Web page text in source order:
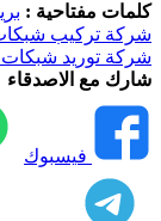
كلمات مفتاحية :
شركة تركيب
شركة توريد شبكات
شارك مع الاصدقاء
فيسبوك